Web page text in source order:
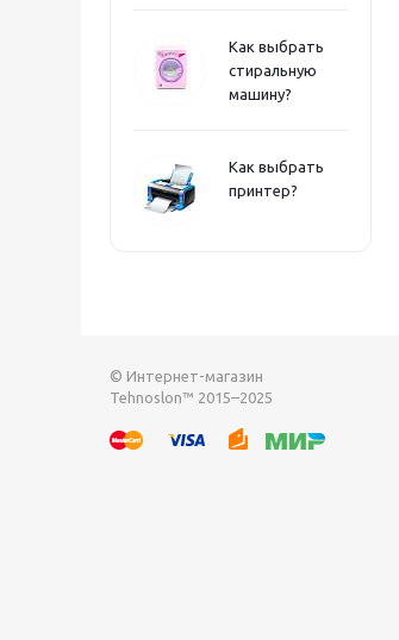
Как выбрать
стиральную
машину?
Как выбрать
принтер?
© Интернет-магазин
Tehnoslon™ 2015–2025